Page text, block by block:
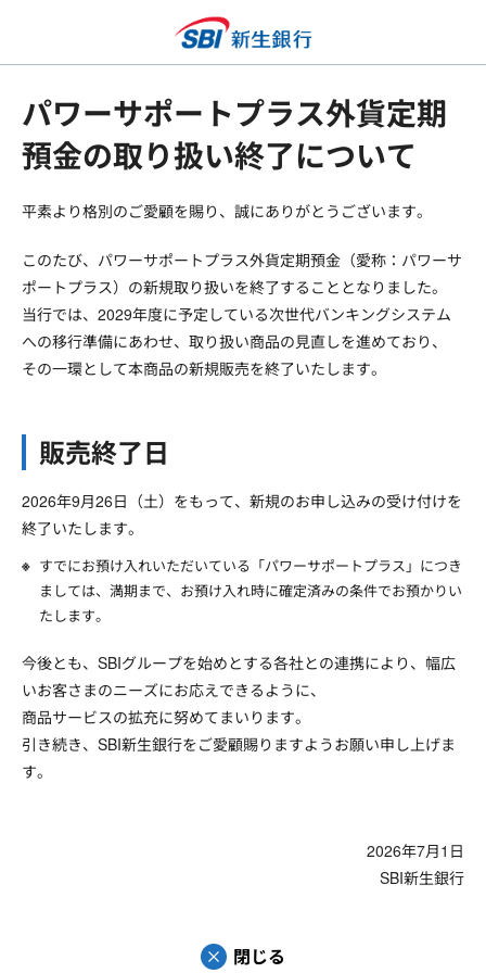
パワーサポートプラス外貨定期
預金の取り扱い終了について
平素より格別のご愛顧を賜り、誠にありがとうございます。
このたび、パワーサポートプラス外貨定期預金（愛称：パワーサ
ポートプラス）の新規取り扱いを終了することとなりました。
当行では、2029年度に予定している次世代バンキングシステム
への移行準備にあわせ、取り扱い商品の見直しを進めており、
その一環として本商品の新規販売を終了いたします。
販売終了日
2026年9月26日（土）をもって、新規のお申し込みの受け付けを
終了いたします。
すでにお預け入れいただいている「パワーサポートプラス」につき
ましては、満期まで、お預け入れ時に確定済みの条件でお預かりい
たします。
今後とも、SBIグループを始めとする各社との連携により、幅広
いお客さまのニーズにお応えできるように、
商品サービスの拡充に努めてまいります。
引き続き、SBI新生銀行をご愛顧賜りますようお願い申し上げま
す。
2026年7月1日
SBI新生銀行
閉じる